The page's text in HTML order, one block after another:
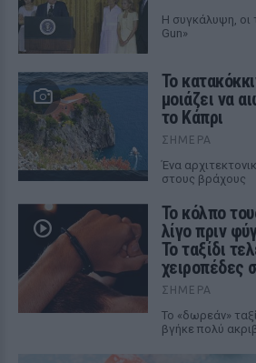
Η συγκάλυψη, οι
Gun»
Το
μοιάζει να
το Κάπρι
ΣΉΜΕΡΑ
Ένα
στους βράχους
Το κόλπο
λίγο πριν
Το ταξίδι
χειροπέδες
ΣΉΜΕΡΑ
Το «δωρεάν»
βγήκε πολύ